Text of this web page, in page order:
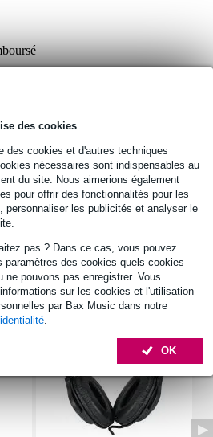
des cookies
des cookies et d'autres techniques
nécessaires sont indispensables au
du site. Nous aimerions également
pour offrir des fonctionnalités pour les
personnaliser les publicités et analyser le
pas ? Dans ce cas, vous pouvez
paramètres des cookies quels cookies
ne pouvons pas enregistrer. Vous
sur les cookies et l'utilisation
par Bax Music dans notre
OK